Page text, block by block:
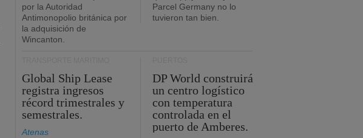
por la Autoridad
Antimonopolio británica por
la adquisición de
Wincanton.
Parcel Germany no lo
tuvieron tan bien.
Global Ship Lease
registra ingresos
récord trimestrales y
semestrales.
Atenas
DP World construirá
un centro logístico
con temperatura
controlada en el
puerto de Amberes.